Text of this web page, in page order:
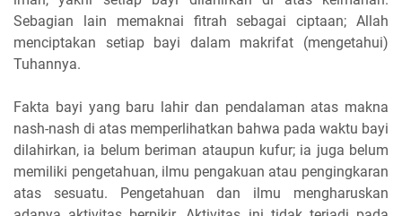
Sebagian lain memaknai fitrah sebagai ciptaan; Allah
menciptakan setiap bayi dalam makrifat (mengetahui)
Tuhannya.
Fakta bayi yang baru lahir dan pendalaman atas makna
nash-nash di atas memperlihatkan bahwa pada waktu bayi
dilahirkan, ia belum beriman ataupun kufur; ia juga belum
memiliki pengetahuan, ilmu pengakuan atau pengingkaran
atas sesuatu. Pengetahuan dan ilmu mengharuskan